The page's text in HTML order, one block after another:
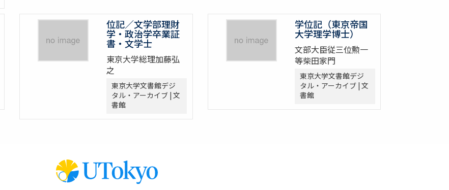
位記／文学部理財
学・政治学卒業証
書・文学士
東京大学総理加藤弘
之
東京大学文書館デジ
タル・アーカイブ | 文
書館
学位記（東京帝国
大学理学博士）
文部大臣従三位勲一
等柴田家門
東京大学文書館デジ
タル・アーカイブ | 文
書館